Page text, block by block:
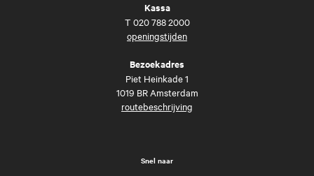
Kassa
T 020 788 2000
openingstijden
Bezoekadres
Piet Heinkade 1
1019 BR Amsterdam
routebeschrijving
Snel naar